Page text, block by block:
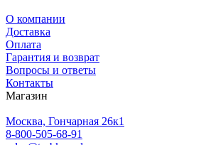
О компании
Доставка
Оплата
Гарантия и возврат
Вопросы и ответы
Контакты
Магазин
Москва, Гончарная 26к1
8-800-505-68-91